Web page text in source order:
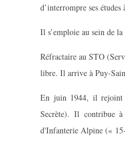
d’interrompre ses
Il s’emploie au sein de
Réfractaire au STO
libre. Il arrive à Puy-
En juin 1944, il rejoint
Secrète). Il contribue
d'Infanterie Alpine («